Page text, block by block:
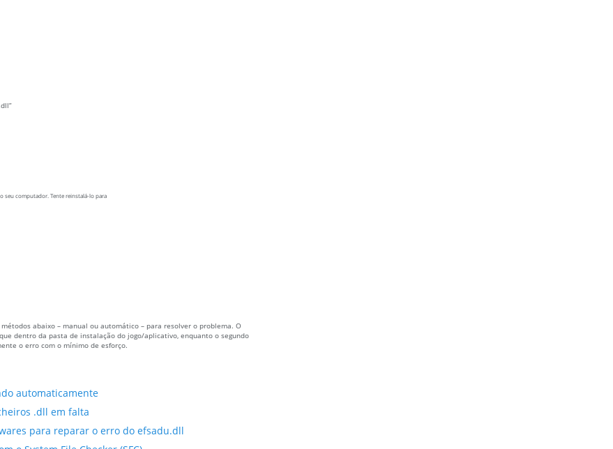
seu computador. Tente reinstalá-lo para
abaixo – manual ou automático – para resolver o problema. O
dentro da pasta de instalação do jogo/aplicativo, enquanto o segundo
o erro com o mínimo de esforço.
automaticamente
.dll em falta
para reparar o erro do efsadu.dll